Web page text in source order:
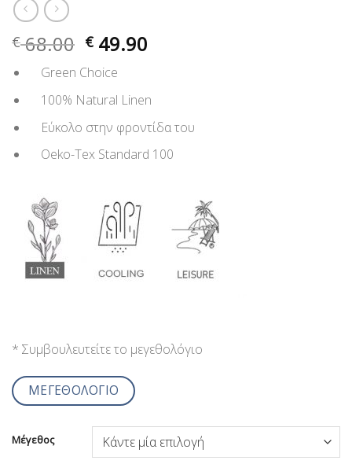
€68.00 € 49.90
Green Choice
100% Natural Linen
Εύκολο στην φροντίδα του
Oeko-Tex Standard 100
* Συμβουλευτείτε το μεγεθολόγιο
ΜΕΓΕΘΟΛΟΓΙΟ
Μέγεθος